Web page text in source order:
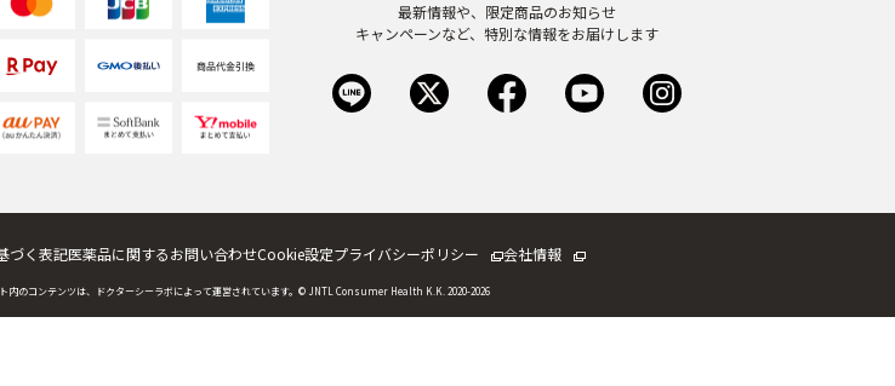
最新情報や、限定商品のお知らせ
キャンペーンなど、特別な情報をお届けします
づく表記医薬品に関するお問い合わせCookie設定プライバシーポリシー 会社情報
内のコンテンツは、ドクターシーラボによって運営されています。 © JNTL Consumer Health K.K. 2020-2026